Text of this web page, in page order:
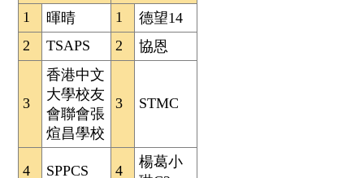
1
暉晴 1
德望14
2
TSAPS 2 協恩
3
香港中文
大學校友
會聯會張
煊昌學校
3 STMC
4 SPPCS 4
楊葛小